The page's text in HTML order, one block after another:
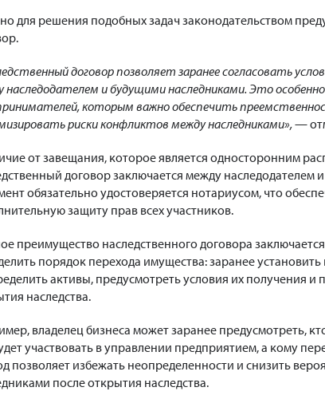
для решения подобных задач законодательством
договор позволяет заранее согласовать
наследодателем и будущими наследниками. Это
которым важно обеспечить
риски конфликтов между наследниками»,—
от завещания, которое является односторонним
договор заключается между наследодателем
обязательно удостоверяется нотариусом, что
защиту прав всех участников.
преимущество наследственного договора
порядок перехода имущества: заранее установить
активы, предусмотреть условия их получения и
наследства.
владелец бизнеса может заранее предусмотреть,
участвовать в управлении предприятием, а кому
позволяет избежать неопределенности и снизить
после открытия наследства.